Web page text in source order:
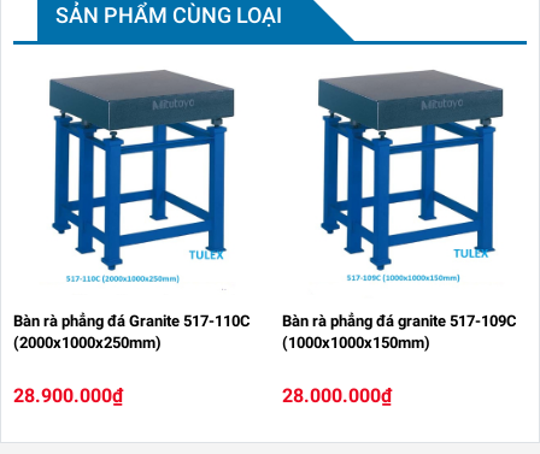
SẢN PHẨM CÙNG LOẠI
Bàn rà phẳng đá Granite 517-110C
(2000x1000x250mm)
28.900.000₫
Bàn rà phẳng đá granite 517-109C
(1000x1000x150mm)
28.000.000₫